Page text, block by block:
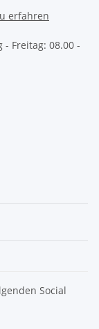
erfahren
Freitag: 08.00 -
Social